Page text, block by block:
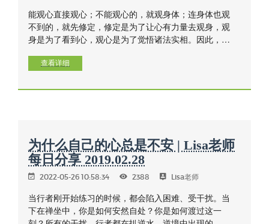
能观心直接观心；不能观心的，就观身体；连身体也观
不到的，就先修定，修定是为了让心有力量去观身，观
身是为了看到心，观心是为了觉悟诸法实相。因此，初
查看详细
为什么自己的心总是不安 | Lisa老师
每日分享 2019.02.28
2022-05-26 10:58:34 2388 Lisa老师
当行者刚开始练习的时候，都会陷入困难、受干扰。当
下在禅坐中，你是如何安然自处？你是如何渡过这一